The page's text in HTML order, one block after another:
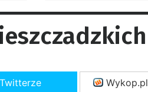
Wykop.pl